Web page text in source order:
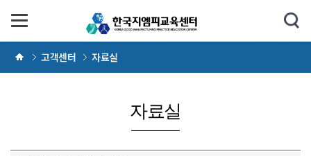
고객센터 자료실
자료실